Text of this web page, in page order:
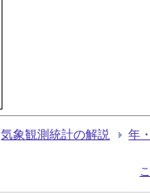
気象観測統計の解説 年